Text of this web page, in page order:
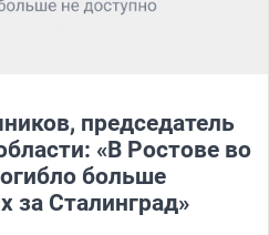
председатель
«В Ростове во
больше
за Сталинград»